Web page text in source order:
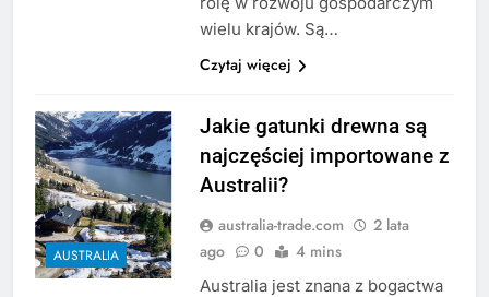
wielu krajów. Są…
Czytaj więcej
AUSTRALIA
Jakie gatunki drewna są
najczęściej importowane z
Australii?
australia-trade.com
2 lata
ago
0 4 mins
Australia jest znana z bogactwa